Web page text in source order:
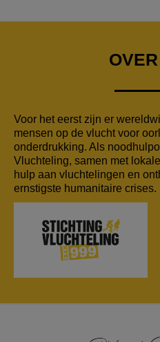
Voor het eerst zijn er
mensen op de vlucht voor
onderdrukking. Als
Vluchteling, samen met
hulp aan vluchtelingen en
ernstigste humanitaire crises.